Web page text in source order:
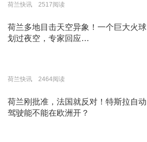
荷兰快讯 2517阅读
荷兰多地目击天空异象！一个巨大火球
划过夜空，专家回应…
荷兰快讯 2464阅读
荷兰刚批准，法国就反对！特斯拉自动
驾驶能不能在欧洲开？